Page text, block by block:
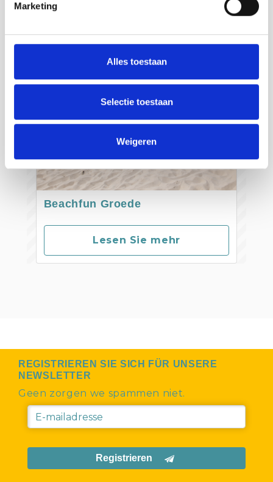
Marketing
Alles toestaan
Selectie toestaan
Weigeren
Beachfun Groede
Lesen Sie mehr
REGISTRIEREN SIE SICH FÜR UNSERE
NEWSLETTER
Geen zorgen we spammen niet.
Registrieren